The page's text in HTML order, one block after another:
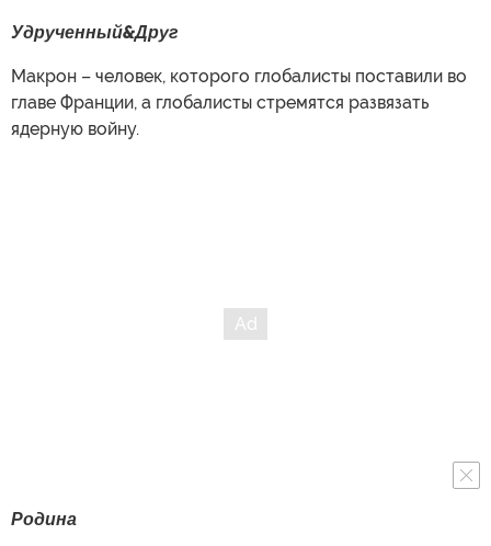
Удрученный&Друг
Макрон – человек, которого глобалисты поставили во
главе Франции, а глобалисты стремятся развязать
ядерную войну.
Родина